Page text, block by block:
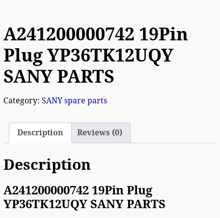
A241200000742 19Pin
Plug YP36TK12UQY
SANY PARTS
Category: SANY spare parts
Description Reviews (0)
Description
A241200000742 19Pin Plug
YP36TK12UQY SANY PARTS